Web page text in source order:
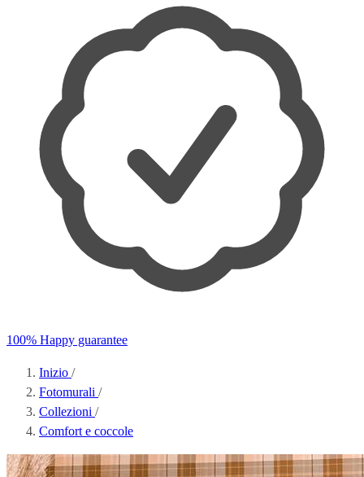
100% Happy guarantee
Inizio /
Fotomurali /
Collezioni /
Comfort e coccole